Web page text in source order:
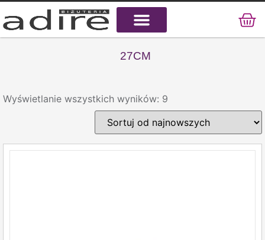
27CM
Wyświetlanie wszystkich wyników: 9